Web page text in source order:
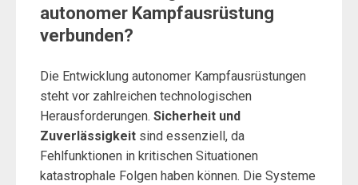
autonomer Kampfausrüstung
verbunden?
Die Entwicklung autonomer Kampfausrüstungen
steht vor zahlreichen technologischen
Herausforderungen. Sicherheit und
Zuverlässigkeit sind essenziell, da
Fehlfunktionen in kritischen Situationen
katastrophale Folgen haben können. Die Systeme